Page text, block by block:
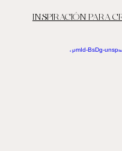
INSPIRACIÓN PARA